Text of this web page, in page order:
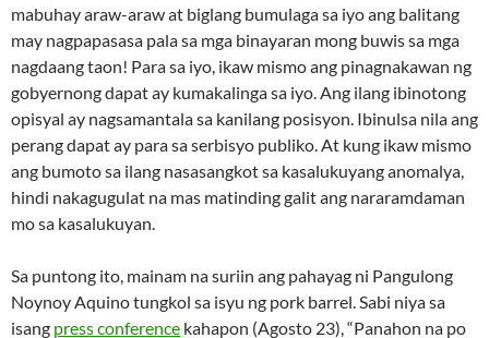
mabuhay araw-araw at biglang bumulaga sa iyo ang balitang
may nagpapasasa pala sa mga binayaran mong buwis sa mga
nagdaang taon! Para sa iyo, ikaw mismo ang pinagnakawan ng
gobyernong dapat ay kumakalinga sa iyo. Ang ilang ibinotong
opisyal ay nagsamantala sa kanilang posisyon. Ibinulsa nila ang
perang dapat ay para sa serbisyo publiko. At kung ikaw mismo
ang bumoto sa ilang nasasangkot sa kasalukuyang anomalya,
hindi nakagugulat na mas matinding galit ang nararamdaman
mo sa kasalukuyan.
Sa puntong ito, mainam na suriin ang pahayag ni Pangulong
Noynoy Aquino tungkol sa isyu ng pork barrel. Sabi niya sa
isang press conference kahapon (Agosto 23), “Panahon na po